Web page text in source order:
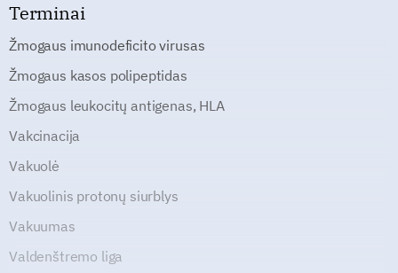
Terminai
Žmogaus imunodeficito virusas
Žmogaus kasos polipeptidas
Žmogaus leukocitų antigenas, HLA
Vakcinacija
Vakuolė
Vakuolinis protonų siurblys
Vakuumas
Valdenštremo liga